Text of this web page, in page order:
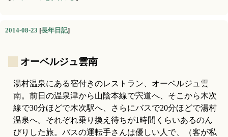
2014-08-23 [長年日記]
オーベルジュ雲南
湯村温泉にある宿付きのレストラン、オーベルジュ雲
南。前日の温泉津から山陰本線で宍道へ、そこから木次
線で30分ほどで木次駅へ、さらにバスで20分ほどで湯村
温泉へ。それぞれ乗り換え待ちが1時間くらいあるのん
びりした旅。バスの運転手さんは優しい人で、（客が私